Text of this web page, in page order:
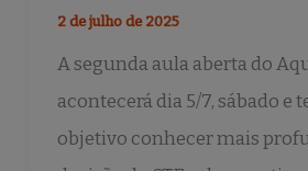
2 de julho de 2025
A segunda aula aberta do
acontecerá dia 5/7, sábado e
objetivo conhecer mais